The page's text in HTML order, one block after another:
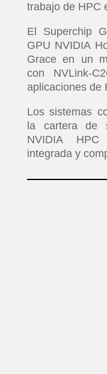
trabajo de HPC
El Superchip
GPU NVIDIA
Grace en un
con NVLink-
aplicaciones de
Los sistemas
la cartera de
NVIDIA
integrada y